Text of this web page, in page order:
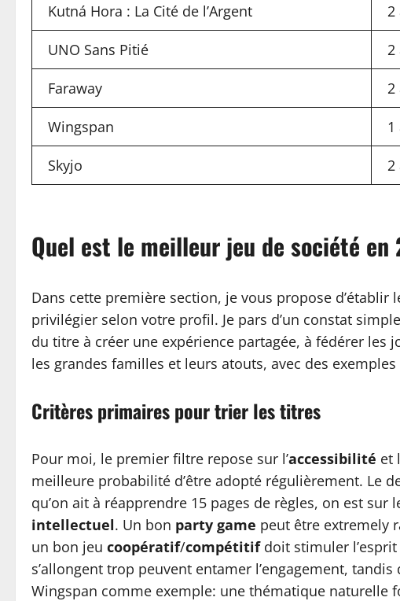
Kutná Hora : La Cité de l’Argent 2
UNO Sans Pitié 2
Faraway 2
Wingspan 1
Skyjo 2
Quel est le meilleur jeu de société
Dans cette première section, je vous propose d’établir
privilégier selon votre profil. Je pars d’un constat
du titre à créer une expérience partagée, à fédérer les
les grandes familles et leurs atouts, avec des
Critères primaires pour trier les titres
Pour moi, le premier filtre repose sur l’accessibilité et
meilleure probabilité d’être adopté régulièrement. Le
qu’on ait à réapprendre 15 pages de règles, on est
intellectuel. Un bon party game peut être extremely
un bon jeu coopératif/compétitifdoit stimuler l’esprit
s’allongent trop peuvent entamer l’engagement,
Wingspan comme exemple: une thématique naturelle